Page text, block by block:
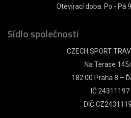
Otevírací doba: Po - Pá
Sídlo společnosti
CZECH SPORT
Na Terase
182 00 Praha 8 –
IČ 24311197
DIČ